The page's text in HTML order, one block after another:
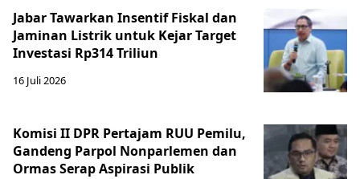
Jabar Tawarkan Insentif Fiskal dan
Jaminan Listrik untuk Kejar Target
Investasi Rp314 Triliun
16 Juli 2026
Komisi II DPR Pertajam RUU Pemilu,
Gandeng Parpol Nonparlemen dan
Ormas Serap Aspirasi Publik